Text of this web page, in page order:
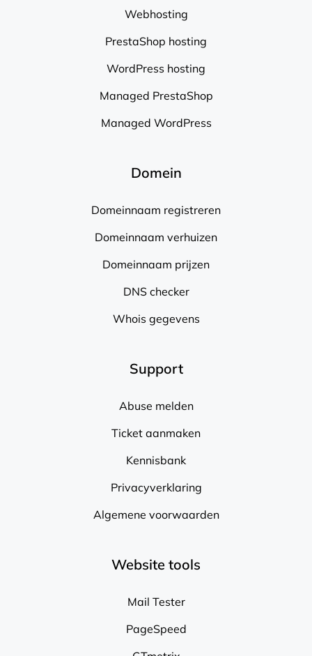
Webhosting
PrestaShop hosting
WordPress hosting
Managed PrestaShop
Managed WordPress
Domein
Domeinnaam registreren
Domeinnaam verhuizen
Domeinnaam prijzen
DNS checker
Whois gegevens
Support
Abuse melden
Ticket aanmaken
Kennisbank
Privacyverklaring
Algemene voorwaarden
Website tools
Mail Tester
PageSpeed